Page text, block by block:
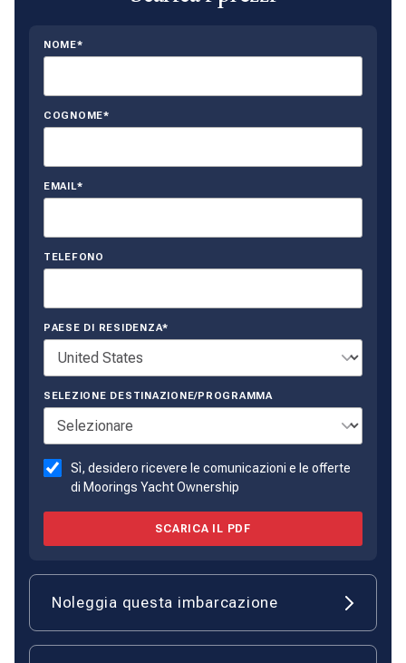
NOME*
COGNOME*
EMAIL*
TELEFONO
PAESE DI RESIDENZA*
SELEZIONE DESTINAZIONE/PROGRAMMA
Sì, desidero ricevere le comunicazioni e le offerte
di Moorings Yacht Ownership
SCARICA IL PDF
Noleggia questa imbarcazione